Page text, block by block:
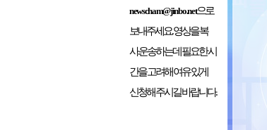
newscham@jinbo.net으로
보내주세요. 영상을 복
사.운송하는데 필요한 시
간을 고려해 여유 있게
신청해 주시길 바랍니다.